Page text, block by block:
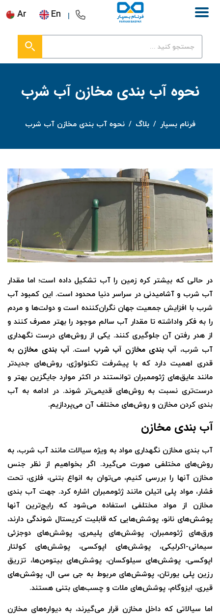
En
Ar
نحوه آب بندی مخازن آب شرب
فرنام بسپار / بلاگ / نحوه آب بندی مخازن آب شرب
در حالی که بیشتر کره زمین را آب تشکیل داده است؛ اما مقدار
آب شرب و آشامیدنی در سراسر دنیا محدود است. این کمبود آب
شرب با افزایش جمعیت جهان نگران‌کننده است و دولت‌ها و مردم
را به فکر واداشته تا مقدار آب سالم موجود را بهتر مصرف کنند و
از هدر رفتن آن جلوگیری کنند. یکی از روش‌های درست نگهداری
آب شرب، آب بندی مخازن آب شرب است. آب بندی مخازن به
قدری اهمیت دارد که با پیشرفت تکنولوژی، روش‌های جدیدتر
مانند عایق‌های ژئوممبران توانستند در اکثر موارد جایگزین بهتر و
درست‌تری نسبت به روش‌های قدیمی‌تر شوند.‌ در ادامه به آب
بندی کردن مخازن و روش‌های مختلف آن می‌پردازیم.
آب بندی مخازن
آب بندی مخازن نگهداری مواد به ویژه سیالات مانند آب شرب، به
روش‌های مختلفی صورت می‌گیرد. اگر بخواهیم از نظر جنس
مخازن آنها را بررسی کنیم، می‌توان به انواع بتنی، فلزی، تحت
فشار، مواد پلی اتیلن مانند ژئوممبران اشاره کرد. جهت آب بندی
مخازن از مواد مختلفی استفاده می‌شود که رایج‌ترین آنها
پوشش‌های نانو، پوشش‌هایی که قابلیت کریستال شوندگی دارند،
ورق‌های ژئوممبران، پوشش‌های پلیمری، پوشش‌های دوجزئی
سیمانی-اکرلیکی، پوشش‌های اپوکسی، پوشش‌های کولتار
اپوکسی، پوشش‌های سیلوکسان، پوشش‌های بیتومن‌‌ها، تزریق
رزین پلی یورتان، پوشش‌های مربوط به جی سی ال، پوشش‌های
قیری، ایزوگام، پوشش‌های ملات و چسب‌های بتنی هستند.
اما سیالاتی که داخل مخازن قرار می‌گیرند، به دیواره‌های مخازن